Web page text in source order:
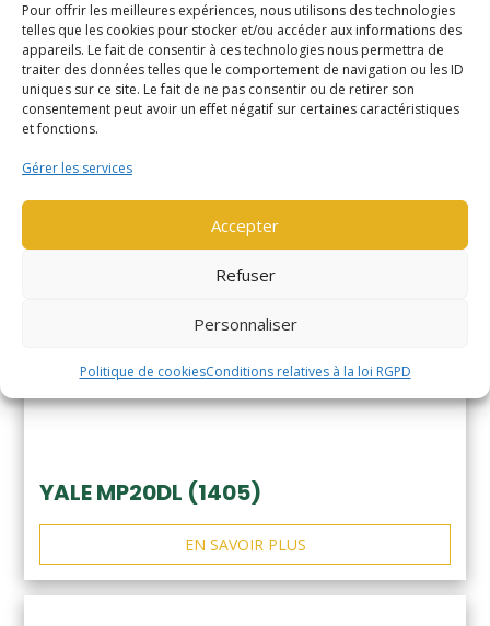
Pour offrir les meilleures expériences, nous utilisons des technologies
telles que les cookies pour stocker et/ou accéder aux informations des
appareils. Le fait de consentir à ces technologies nous permettra de
traiter des données telles que le comportement de navigation ou les ID
uniques sur ce site. Le fait de ne pas consentir ou de retirer son
consentement peut avoir un effet négatif sur certaines caractéristiques
et fonctions.
Gérer les services
Accepter
Refuser
Personnaliser
Politique de cookiesConditions relatives à la loi RGPD
YALE MS14XIL (2510)
YALE MP20DL (1405)
EN SAVOIR PLUS